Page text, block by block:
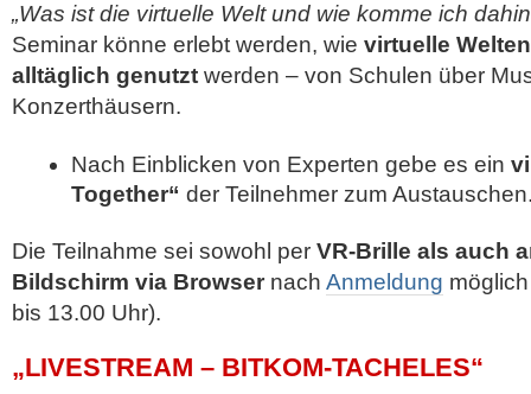
„Was ist die virtuelle Welt und wie komme ich
Seminar könne erlebt werden, wie virtuelle
alltäglich genutzt werden – von Schulen über
Konzerthäusern.
Nach Einblicken von Experten gebe es ein
Together“ der Teilnehmer zum
Die Teilnahme sei sowohl per VR-Brille als auch
Bildschirm via Browser nach Anmeldung
bis 13.00 Uhr).
„LIVESTREAM – BITKOM-TACHELES“